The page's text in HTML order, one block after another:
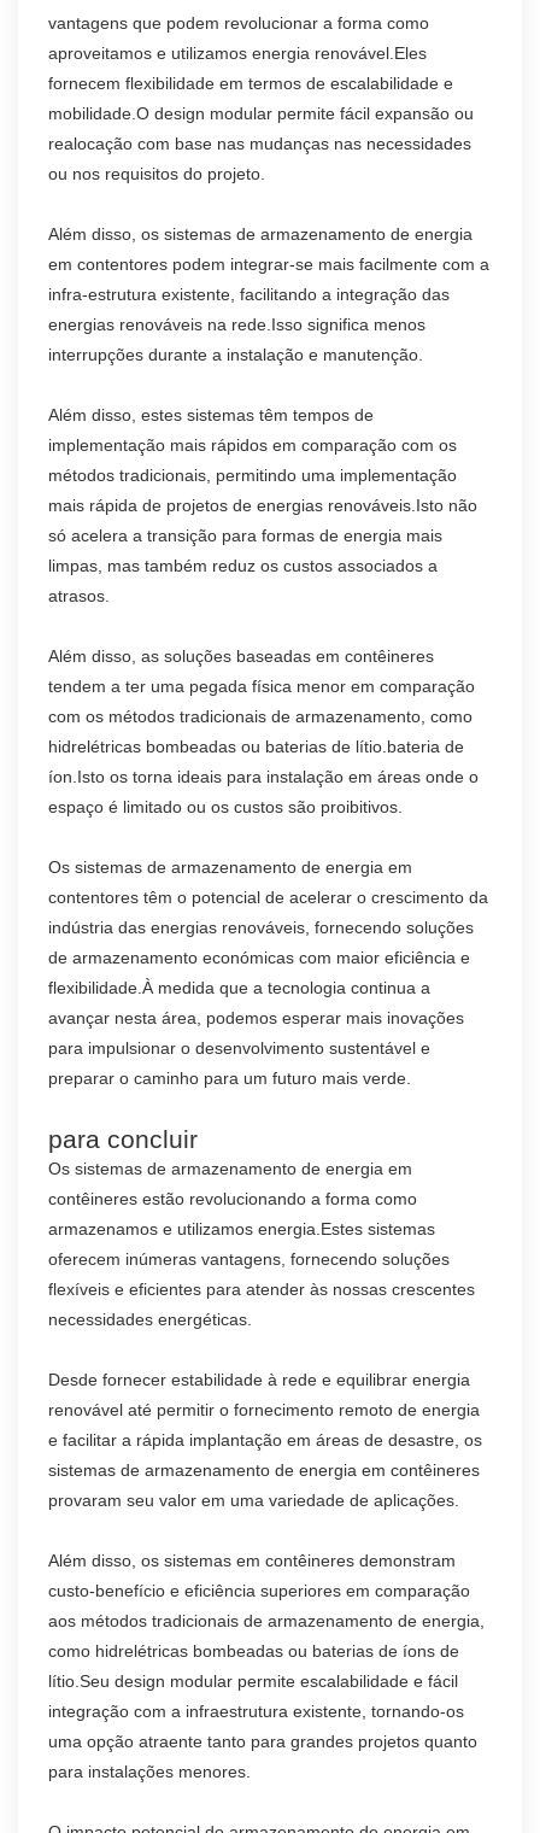
vantagens que podem revolucionar a forma como
aproveitamos e utilizamos energia renovável.Eles
fornecem flexibilidade em termos de escalabilidade e
mobilidade.O design modular permite fácil expansão ou
realocação com base nas mudanças nas necessidades
ou nos requisitos do projeto.
Além disso, os sistemas de armazenamento de energia
em contentores podem integrar-se mais facilmente com a
infra-estrutura existente, facilitando a integração das
energias renováveis na rede.Isso significa menos
interrupções durante a instalação e manutenção.
Além disso, estes sistemas têm tempos de
implementação mais rápidos em comparação com os
métodos tradicionais, permitindo uma implementação
mais rápida de projetos de energias renováveis.Isto não
só acelera a transição para formas de energia mais
limpas, mas também reduz os custos associados a
atrasos.
Além disso, as soluções baseadas em contêineres
tendem a ter uma pegada física menor em comparação
com os métodos tradicionais de armazenamento, como
hidrelétricas bombeadas ou baterias de lítio.bateria de
íon.Isto os torna ideais para instalação em áreas onde o
espaço é limitado ou os custos são proibitivos.
Os sistemas de armazenamento de energia em
contentores têm o potencial de acelerar o crescimento da
indústria das energias renováveis, fornecendo soluções
de armazenamento económicas com maior eficiência e
flexibilidade.À medida que a tecnologia continua a
avançar nesta área, podemos esperar mais inovações
para impulsionar o desenvolvimento sustentável e
preparar o caminho para um futuro mais verde.
para concluir
Os sistemas de armazenamento de energia em
contêineres estão revolucionando a forma como
armazenamos e utilizamos energia.Estes sistemas
oferecem inúmeras vantagens, fornecendo soluções
flexíveis e eficientes para atender às nossas crescentes
necessidades energéticas.
Desde fornecer estabilidade à rede e equilibrar energia
renovável até permitir o fornecimento remoto de energia
e facilitar a rápida implantação em áreas de desastre, os
sistemas de armazenamento de energia em contêineres
provaram seu valor em uma variedade de aplicações.
Além disso, os sistemas em contêineres demonstram
custo-benefício e eficiência superiores em comparação
aos métodos tradicionais de armazenamento de energia,
como hidrelétricas bombeadas ou baterias de íons de
lítio.Seu design modular permite escalabilidade e fácil
integração com a infraestrutura existente, tornando-os
uma opção atraente tanto para grandes projetos quanto
para instalações menores.